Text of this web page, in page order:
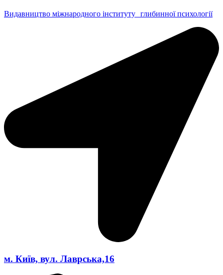
Видавництво міжнародного інституту глибинної психології
м. Київ, вул. Лаврська,16